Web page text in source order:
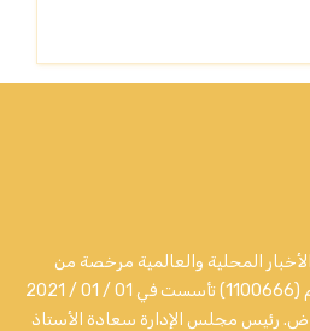
المحلية والعالمية مرخصة من
الهيئة العامة لتنظيم الإعلام رقم (1100666) تأسست في 01 / 01 / 2021
رئيس مجلس الإدارة سعادة الأستاذ